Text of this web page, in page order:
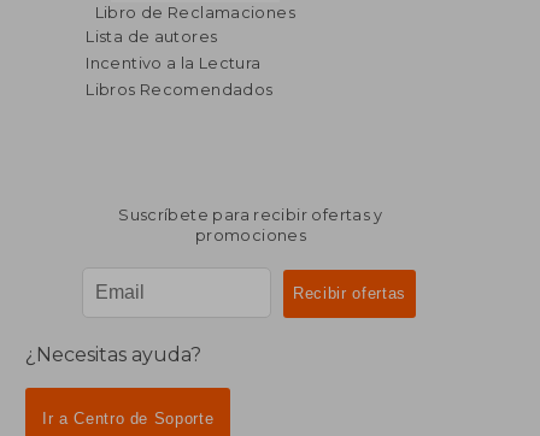
Libro de Reclamaciones
Lista de autores
Incentivo a la Lectura
Libros Recomendados
Suscríbete para recibir ofertas y
promociones
¿Necesitas ayuda?
Ir a Centro de Soporte